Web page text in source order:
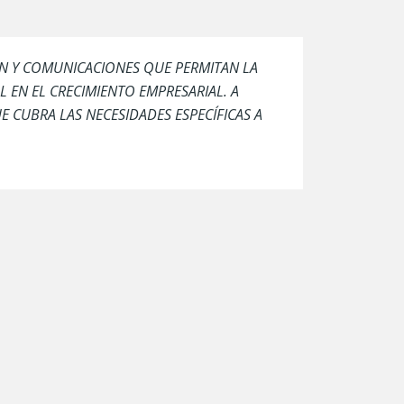
Y COMUNICACIONES QUE PERMITAN LA
EL CRECIMIENTO EMPRESARIAL. A
LAS NECESIDADES ESPECÍFICAS A